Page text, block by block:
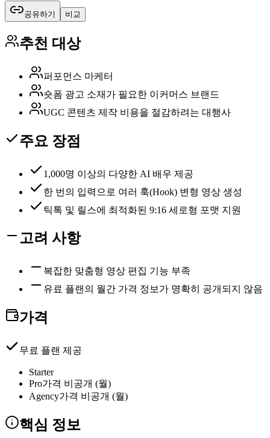
공유하기 비교
추천 대상
퍼포먼스 마케터
숏폼 광고 소재가 필요한 이커머스 브랜드
UGC 콘텐츠 제작 비용을 절감하려는 대행사
주요 장점
1,000명 이상의 다양한 AI 배우 제공
한 번의 입력으로 여러 훅(Hook) 변형 영상 생성
틱톡 및 릴스에 최적화된 9:16 세로형 포맷 지원
고려 사항
복잡한 맞춤형 영상 편집 기능 부족
유료 플랜의 월간 가격 정보가 명확히 공개되지 않음
가격
무료 플랜 제공
Starter
Pro가격 비공개 (월)
Agency가격 비공개 (월)
핵심 정보